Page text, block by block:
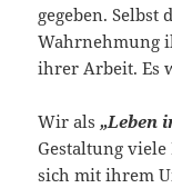
gegeben.
Wahrnehmung
ihrer Arbeit. Es
Wir als„Leben
Gestaltung
sich mit ihrem